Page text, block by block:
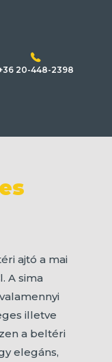
20-448-2398
ajtó a mai
A sima
illetve
a beltéri
elegáns,